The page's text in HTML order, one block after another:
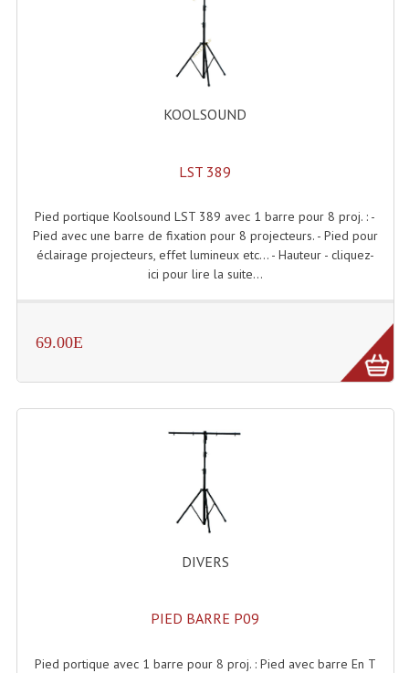
Enceintes Et Caissons Basses
Packs Sono
Enceintes Passives Sono
Retours De Scène
Caisson De Basse Amplifié
Enceintes Hifi
Enceintes Monitoring
Filtres Actifs, Correcteurs
Filtres Passifs
Haut-Parleurs Amplis Guitare
KOOLSOUND
LST 389
Pied portique Koolsound LST 389 avec 1 barre pour 8 proj. : -
Pied avec une barre de fixation pour 8 projecteurs. - Pied pour
éclairage projecteurs, effet lumineux etc... - Hauteur - cliquez-
ici pour lire la suite...
69.00E
DIVERS
PIED BARRE P09
Pied portique avec 1 barre pour 8 proj. : Pied avec barre En T